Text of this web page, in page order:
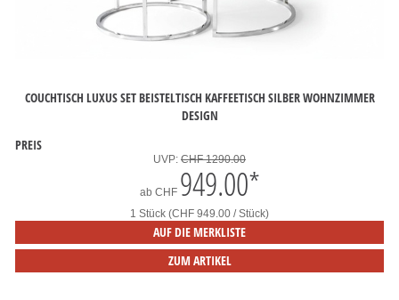
COUCHTISCH LUXUS SET BEISTELTISCH KAFFEETISCH SILBER WOHNZIMMER
DESIGN
PREIS
UVP: CHF 1290.00
ab CHF 949.00*
1 Stück (CHF 949.00 / Stück)
AUF DIE MERKLISTE
ZUM ARTIKEL